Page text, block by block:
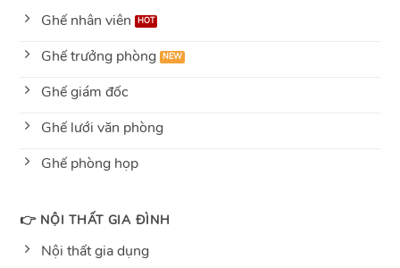
Ghế nhân viên
Ghế trưởng phòng
Ghế giám đốc
Ghế lưới văn phòng
Ghế phòng họp
👉 NỘI THẤT GIA ĐÌNH
Nội thất gia dụng